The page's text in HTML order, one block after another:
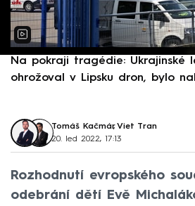
Na pokraji tragédie: Ukrajinské
ohrožoval v Lipsku dron, bylo
Tomáš Kačmár, Viet Tran
20. led 2022, 17:13
Rozhodnutí evropského
odebrání dětí Evě